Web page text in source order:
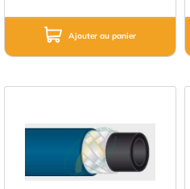
Ajouter au panier